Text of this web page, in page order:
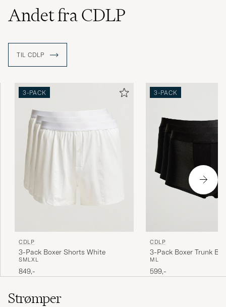
Andet fra CDLP
TIL CDLP
3-PACK
CDLP
3-Pack Boxer Shorts White
SMLXL
849,-
3-PACK
CDLP
3-Pack Boxer Trunk
M L
599,-
Strømper